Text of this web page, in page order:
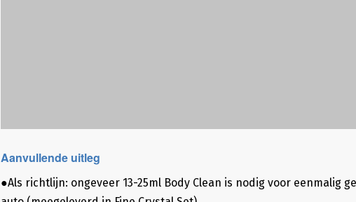
Aanvullende uitleg
●Als richtlijn: ongeveer 13-25ml Body Clean is nodig voor eenmalig